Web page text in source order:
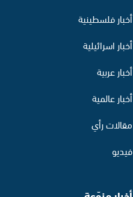
أخبار فلسطينية
أخبار اسرائيلية
أخبار عربية
أخبار عالمية
مقالات رأي
فيديو